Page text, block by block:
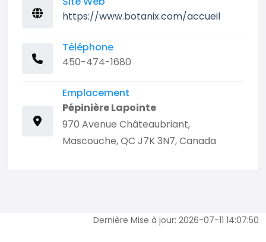
https://www.botanix.com/accueil
Téléphone
450-474-1680
Emplacement
Pépinière Lapointe
970 Avenue Châteaubriant,
Mascouche, QC J7K 3N7, Canada
Dernière Mise à jour: 2026-07-11 14:07:50